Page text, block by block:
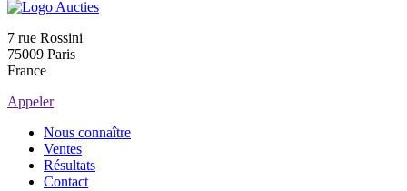
7 rue Rossini
75009 Paris
France
Appeler
Nous connaître
Ventes
Résultats
Contact